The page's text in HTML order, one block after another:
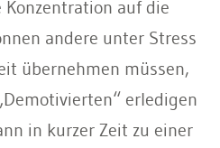
auf die
andere unter Stress
übernehmen müssen,
erledigen
in kurzer Zeit zu einer